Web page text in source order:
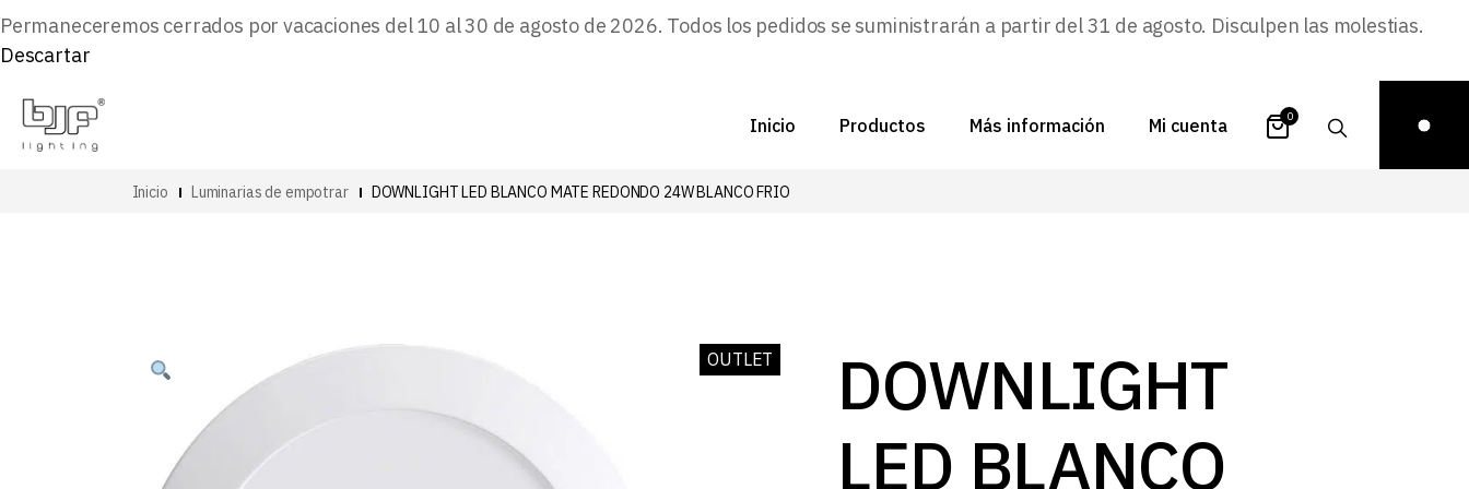
Permaneceremos cerrados por vacaciones del 10 al 30 de agosto de 2026. Todos los pedidos se suministrarán a partir del 31 de agosto. Disculpen las molestias.
Descartar
Inicio Productos Más información
FAQs
Proyectos
Zona de inspiración
Mi cuenta
contraseña
0
Inicio Luminarias de empotrar DOWNLIGHT LED BLANCO MATE REDONDO 24W BLANCO FRIO
OUTLET
DOWNLIGHT
LED BLANCO